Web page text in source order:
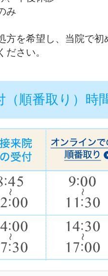
み
方を希望し、当院で初
ださい。
（順番取り）時